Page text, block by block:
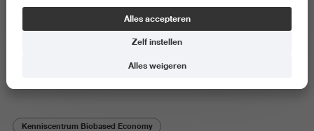
Lupine: de superboon die bijna
Onderzoeker aan het woord
Kenniscentrum Biobased Economy
Alles accepteren
Zelf instellen
Alles weigeren